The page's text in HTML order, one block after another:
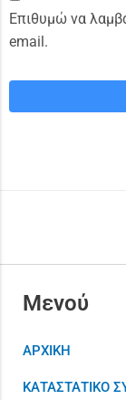
Επιθυμώ να
email.
Μενού
ΑΡΧΙΚΗ
ΚΑΤΑΣΤΑΤΙΚΟ